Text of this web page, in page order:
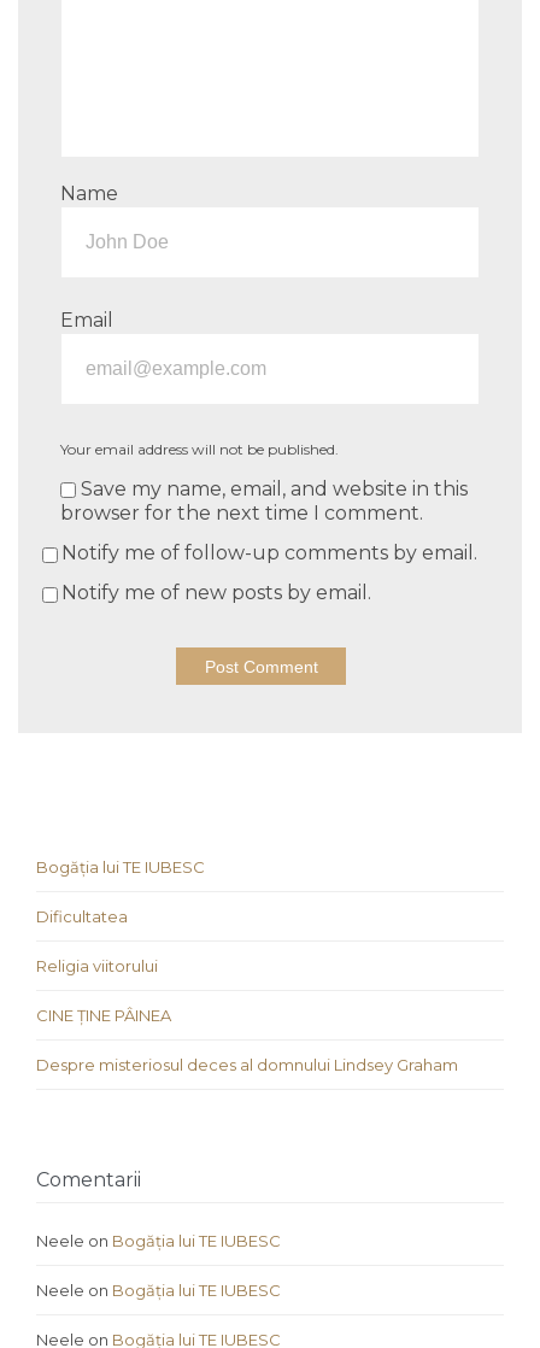
Name
Email
Your email address will not be published.
Save my name, email, and website in this
browser for the next time I comment.
Notify me of follow-up comments by email.
Notify me of new posts by email.
Bogăția lui TE IUBESC
Dificultatea
Religia viitorului
CINE ȚINE PÂINEA
Despre misteriosul deces al domnului Lindsey Graham
Comentarii
Neele on Bogăția lui TE IUBESC
Neele on Bogăția lui TE IUBESC
Neele on Bogăția lui TE IUBESC